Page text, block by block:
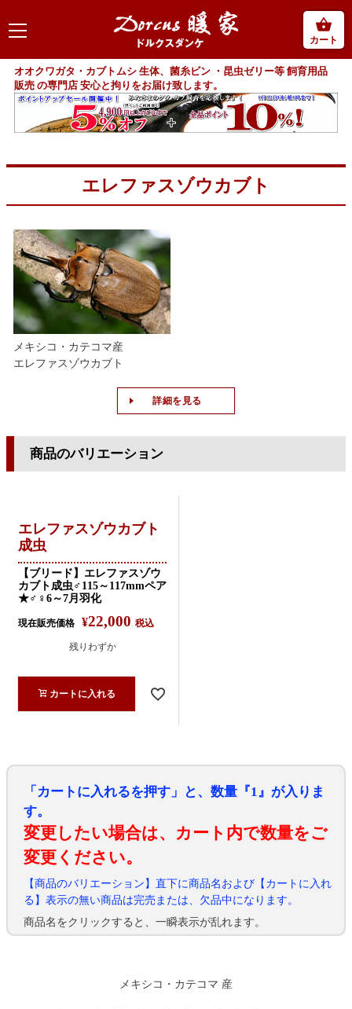
カート
オオクワガタ・カブトムシ 生体、菌糸ビン ・昆虫ゼリー等 飼育用品
販売 の専門店 安心と拘りをお届け致します。
エレファスゾウカブト
メキシコ・カテコマ産
エレファスゾウカブト
詳細を見る
商品のバリエーション
エレファスゾウカブト
成虫
【ブリード】エレファスゾウ
カブト成虫♂115～117mmペア
★♂♀6～7月羽化
現在販売価格 ¥22,000 税込
残りわずか
カートに入れる
「カートに入れるを押す」と、数量『1』が入りま
す。
変更したい場合は、カート内で数量をご
変更ください。
【商品のバリエーション】直下に商品名および【カートに入れ
る】表示の無い商品は完売または、欠品中になります。
商品名をクリックすると、一瞬表示が乱れます。
メキシコ・カテコマ 産